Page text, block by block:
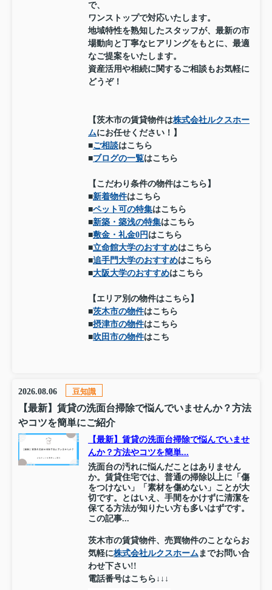
で、
ワンストップで対応いたします。
地域特性を熟知したスタッフが、最新の市
場動向と丁寧なヒアリングをもとに、最適
なご提案をいたします。
資産活用や相続に関するご相談もお気軽に
どうぞ！
【茨木市の賃貸物件は株式会社ルクスホー
ムにお任せください！】
■ご相談はこちら
■ブログの一覧はこちら
【こだわり条件の物件はこちら】
■新着物件はこちら
■ペット可の特集はこちら
■新築・築浅の特集はこちら
■敷金・礼金0円 はこちら
■立命館大学のおすすめはこちら
■追手門大学のおすすめはこちら
■大阪大学のおすすめはこちら
【エリア別の物件はこちら】
■茨木市の物件はこちら
■摂津市の物件はこちら
■吹田市の物件はこち
2026.08.06 豆知識
【最新】賃貸の洗面台掃除で悩んでいませんか？方法
やコツを簡単にご紹介
【最新】賃貸の洗面台掃除で悩んでいませ
んか？方法やコツを簡単...
洗面台の汚れに悩んだことはありません
か。賃貸住宅では、普通の掃除以上に「傷
をつけない」「素材を傷めない」ことが大
切です。とはいえ、手間をかけずに清潔を
保てる方法が知りたい方も多いはずです。
この記事...
茨木市の賃貸物件、売買物件のことならお
気軽に株式会社ルクスホームまでお問い合
わせ下さい!!
電話番号はこちら↓↓↓